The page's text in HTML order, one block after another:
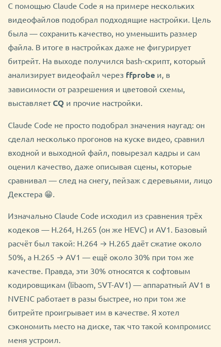
С помощью Claude Code я на примере нескольких
видеофайлов подобрал подходящие настройки. Цель
была — сохранить качество, но уменьшить размер
файла. В итоге в настройках даже не фигурирует
битрейт. На выходе получился bash-скрипт, который
анализирует видеофайл через ffprobe и, в
зависимости от разрешения и цветовой схемы,
выставляетCQ и прочие настройки.
Claude Code не просто подобрал значения наугад: он
сделал несколько прогонов на куске видео, сравнил
входной и выходной файл, повырезал кадры и сам
оценил качество, даже описывая сцены, которые
сравнивал — след на снегу, пейзаж с деревьями, лицо
Декстера 😁.
Изначально Claude Code исходил из сравнения трёх
кодеков — H.264, H.265 (он же HEVC) и AV1. Базовый
расчёт был такой: H.264 → H.265 даёт сжатие около
50%, а H.265 → AV1 — ещё около 30% при том же
качестве. Правда, эти 30% относятся к софтовым
кодировщикам (libaom, SVT-AV1) — аппаратный AV1 в
NVENC работает в разы быстрее, но при том же
битрейте проигрывает им в качестве. Я хотел
сэкономить место на диске, так что такой компромисс
меня устроил.